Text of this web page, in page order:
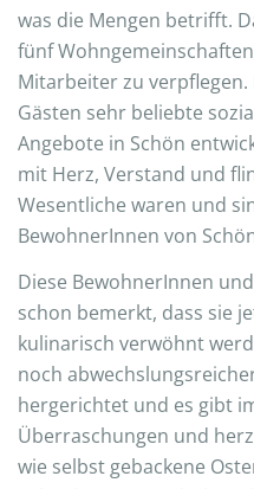
was die Mengen betrifft.
fünf
Mitarbeiter zu
Gästen sehr beliebte
Angebote in Schön
mit Herz, Verstand und
Wesentliche waren und
BewohnerInnen von
Diese BewohnerInnen
schon bemerkt, dass sie
kulinarisch verwöhnt
noch
hergerichtet und es gibt
Überraschungen und
wie selbst gebackene